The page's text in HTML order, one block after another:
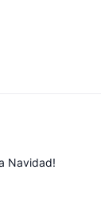
Navidad!